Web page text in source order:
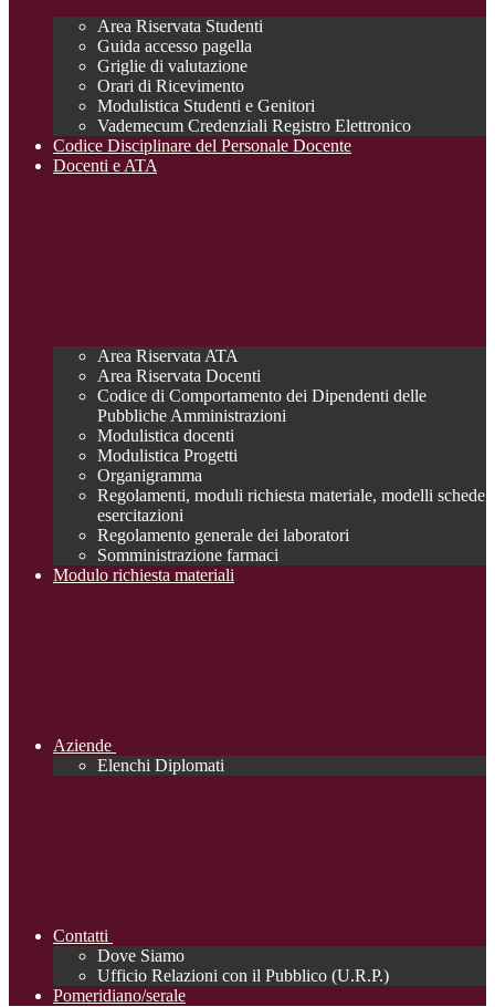
Area Riservata Studenti
Guida accesso pagella
Griglie di valutazione
Orari di Ricevimento
Modulistica Studenti e Genitori
Vademecum Credenziali Registro Elettronico
Codice Disciplinare del Personale Docente
Docenti e ATA
Area Riservata ATA
Area Riservata Docenti
Codice di Comportamento dei Dipendenti delle
Pubbliche Amministrazioni
Modulistica docenti
Modulistica Progetti
Organigramma
Regolamenti, moduli richiesta materiale, modelli schede
esercitazioni
Regolamento generale dei laboratori
Somministrazione farmaci
Modulo richiesta materiali
Aziende
Elenchi Diplomati
Contatti
Dove Siamo
Ufficio Relazioni con il Pubblico (U.R.P.)
Pomeridiano/serale